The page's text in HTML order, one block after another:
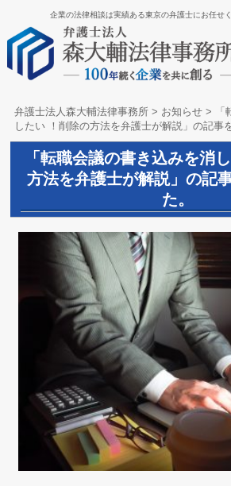
企業の法律相談は実績ある東京の弁護士にお任せ
弁護士法人森大輔法律事務所 > お知らせ >
したい ！削除の方法を弁護士が解説」の記事
「転職会議の書き込みを消
方法を弁護士が解説」の記
た。